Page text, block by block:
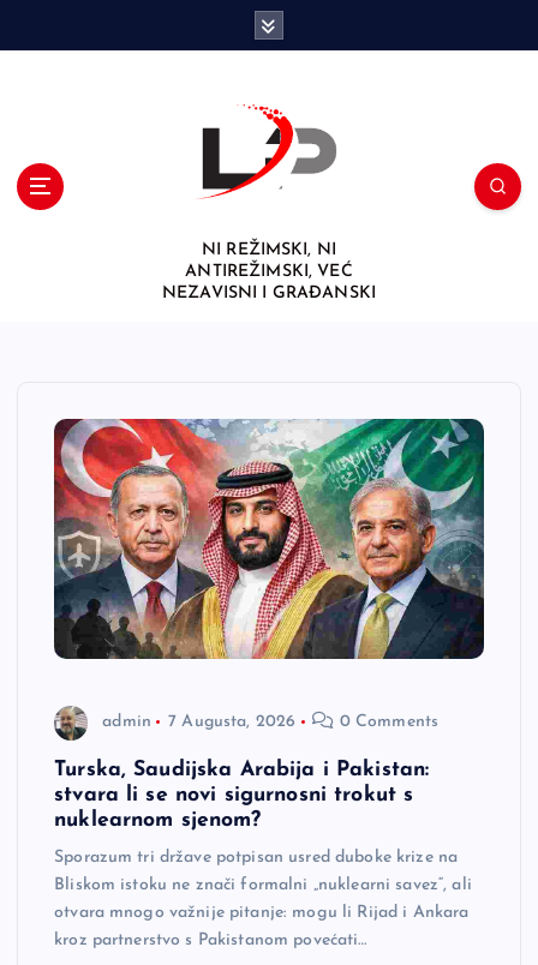
NI REŽIMSKI, NI
ANTIREŽIMSKI, VEĆ
NEZAVISNI I GRAĐANSKI
admin 7 Augusta, 2026 0 Comments
Turska, Saudijska Arabija i Pakistan:
stvara li se novi sigurnosni trokut s
nuklearnom sjenom?
Sporazum tri države potpisan usred duboke krize na
Bliskom istoku ne znači formalni „nuklearni savez“, ali
otvara mnogo važnije pitanje: mogu li Rijad i Ankara
kroz partnerstvo s Pakistanom povećati…